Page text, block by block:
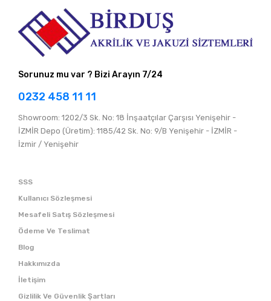
Sorunuz mu var ? Bizi Arayın 7/24
0232 458 11 11
Showroom: 1202/3 Sk. No: 18 İnşaatçılar Çarşısı Yenişehir -
İZMİR Depo (Üretim): 1185/42 Sk. No: 9/B Yenişehir - İZMİR -
İzmir / Yenişehir
SSS
Kullanıcı Sözleşmesi
Mesafeli Satış Sözleşmesi
Ödeme Ve Teslimat
Blog
Hakkımızda
İletişim
Gizlilik Ve Güvenlik Şartları